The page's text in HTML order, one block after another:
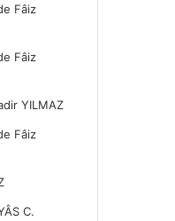
Fâiz
Fâiz
YILMAZ
Fâiz
C.